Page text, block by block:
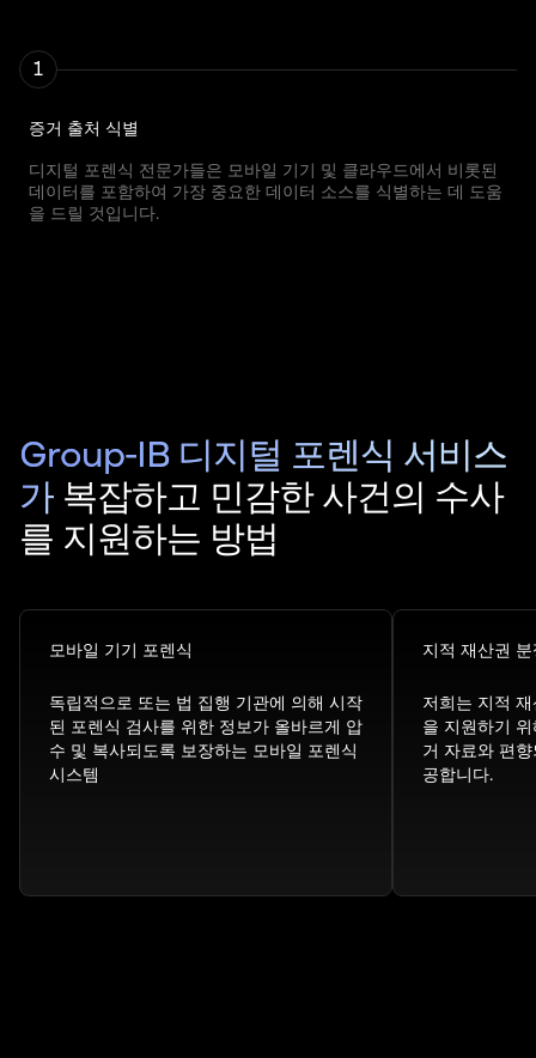
1
증거 출처 식별
디지털 포렌식 전문가들은 모바일 기기 및 클라우드에서 비롯된
데이터를 포함하여 가장 중요한 데이터 소스를 식별하는 데 도움
을 드릴 것입니다.
Group-IB 디지털 포렌식 서비스
가 복잡하고 민감한 사건의 수사
를 지원하는 방법
모바일 기기 포렌식
독립적으로 또는 법 집행 기관에 의해 시작
된 포렌식 검사를 위한 정보가 올바르게 압
수 및 복사되도록 보장하는 모바일 포렌식
시스템
지적 재산권 분
저희는 지적
을 지원하기
거 자료와 편
공합니다.